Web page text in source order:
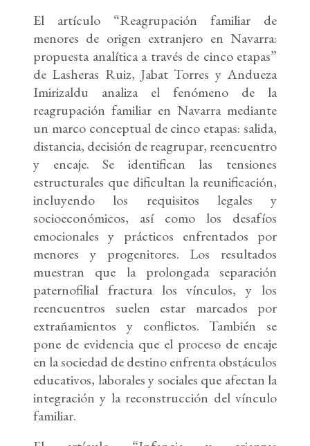
El artículo “Reagrupación familiar de
menores de origen extranjero en Navarra:
propuesta analítica a través de cinco etapas”
de Lasheras Ruiz, Jabat Torres y Andueza
Imirizaldu analiza el fenómeno de la
reagrupación familiar en Navarra mediante
un marco conceptual de cinco etapas: salida,
distancia, decisión de reagrupar, reencuentro
y encaje. Se identifican las tensiones
estructurales que dificultan la reunificación,
incluyendo los requisitos legales y
socioeconómicos, así como los desafíos
emocionales y prácticos enfrentados por
menores y progenitores. Los resultados
muestran que la prolongada separación
paternofilial fractura los vínculos, y los
reencuentros suelen estar marcados por
extrañamientos y conflictos. También se
pone de evidencia que el proceso de encaje
en la sociedad de destino enfrenta obstáculos
educativos, laborales y sociales que afectan la
integración y la reconstrucción del vínculo
familiar.